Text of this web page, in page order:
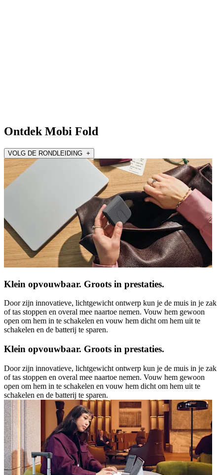
Ontdek Mobi Fold
VOLG DE RONDLEIDING +
Klein opvouwbaar. Groots in prestaties.
Door zijn innovatieve, lichtgewicht ontwerp kun je de muis in je zak
of tas stoppen en overal mee naartoe nemen. Vouw hem gewoon
open om hem in te schakelen en vouw hem dicht om hem uit te
schakelen en de batterij te sparen.
Klein opvouwbaar. Groots in prestaties.
Door zijn innovatieve, lichtgewicht ontwerp kun je de muis in je zak
of tas stoppen en overal mee naartoe nemen. Vouw hem gewoon
open om hem in te schakelen en vouw hem dicht om hem uit te
schakelen en de batterij te sparen.